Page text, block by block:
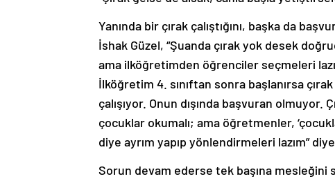
Yanında bir çırak çalıştığını, başka da
İshak Güzel, “Şuanda çırak yok desek
ama ilköğretimden öğrenciler seçmeleri
İlköğretim 4. sınıftan sonra başlanırsa
çalışıyor. Onun dışında başvuran
çocuklar okumalı; ama öğretmenler,
diye ayrım yapıp yönlendirmeleri lazım”
Sorun devam ederse tek başına mesleğini